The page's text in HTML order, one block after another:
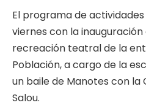
El programa de
viernes con la
recreación teatral de la
Población, a cargo de la
un baile de Manotes con la
Salou.